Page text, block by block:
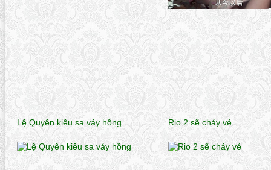
Lệ Quyên kiêu sa váy hồng Rio 2 sẽ cháy vé